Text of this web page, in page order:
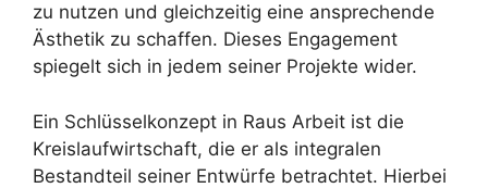
zu nutzen und gleichzeitig eine ansprechende
Ästhetik zu schaffen. Dieses Engagement
spiegelt sich in jedem seiner Projekte wider.
Ein Schlüsselkonzept in Raus Arbeit ist die
Kreislaufwirtschaft, die er als integralen
Bestandteil seiner Entwürfe betrachtet. Hierbei